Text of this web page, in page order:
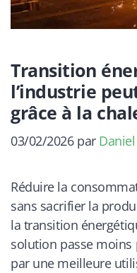
Transition
l’industrie
grâce à la
03/02/2026 par
Réduire la
sans sacrifier la
la transition
solution passe moins
par une meilleure